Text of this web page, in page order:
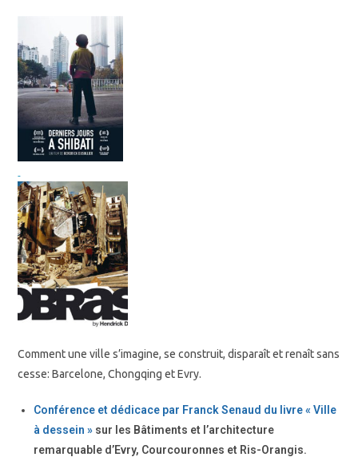
Comment une ville s’imagine, se construit, disparaît et renaît sans
cesse: Barcelone, Chongqing et Evry.
Conférence et dédicace par Franck Senaud du livre « Ville
à dessein » sur les Bâtiments et l’architecture
remarquable d’Evry, Courcouronnes et Ris-Orangis.